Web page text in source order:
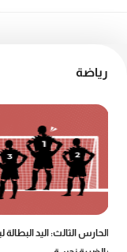
رياضة
الحارس الثالث: اليد